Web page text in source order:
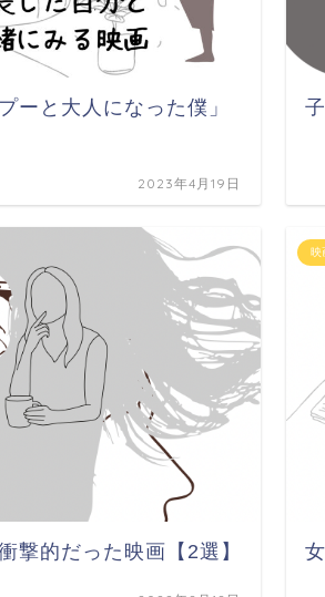
ーと大人になった僕」
2023年4月19日
撃的だった映画【2選】
映